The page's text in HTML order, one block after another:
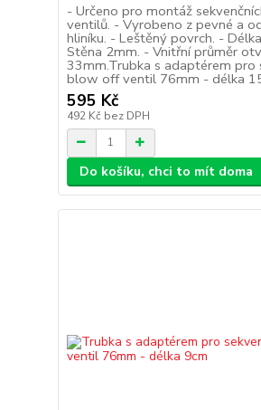
- Určeno pro montáž
ventilů. - Vyrobeno z pevné a
hliníku. - Leštěný povrch. -
Stěna 2mm. - Vnitřní průměr
33mm.Trubka s adaptérem pro
blow off ventil 76mm - délka
595 Kč
492 Kč bez DPH
Do košíku, chci to mít doma